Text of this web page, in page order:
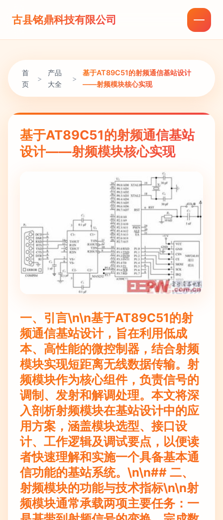
古县铭鼎科技有限公司
首
页
>
产品
大全
>
基于AT89C51的射频通信基站设计
——射频模块核心实现
基于AT89C51的射频通信基站
设计——射频模块核心实现
一、引言\n\n基于AT89C51的射
频通信基站设计，旨在利用低成
本、高性能的微控制器，结合射频
模块实现短距离无线数据传输。射
频模块作为核心组件，负责信号的
调制、发射和解调处理。本文将深
入剖析射频模块在基站设计中的应
用方案，涵盖模块选型、接口设
计、工作逻辑及调试要点，以便读
者快速理解和实施一个具备基本通
信功能的基站系统。\n\n## 二、
射频模块的功能与技术指标\n\n射
频模块通常承载两项主要任务：一